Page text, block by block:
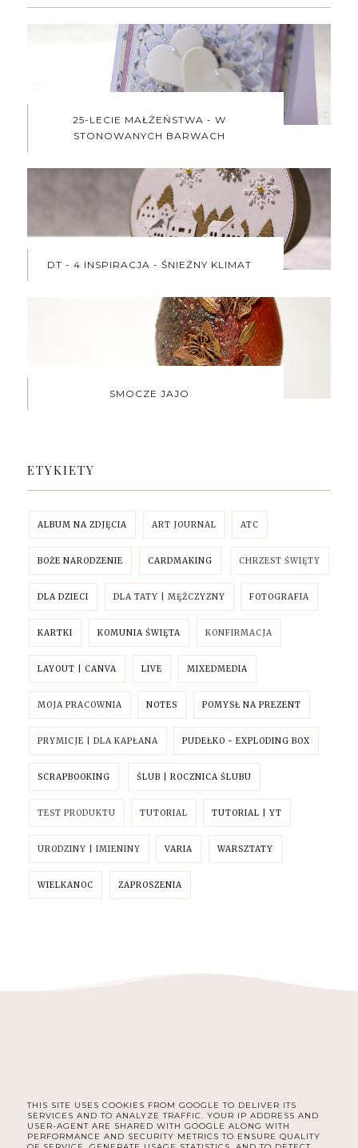
25-LECIE MAŁŻEŃSTWA - W
STONOWANYCH BARWACH
DT - 4 INSPIRACJA - ŚNIEŻNY KLIMAT
SMOCZE JAJO
ETYKIETY
ALBUM NA ZDJĘCIA ART JOURNAL ATC
BOŻE NARODZENIE CARDMAKING CHRZEST ŚWIĘTY
DLA DZIECI DLA TATY | MĘŻCZYZNY FOTOGRAFIA
KARTKI KOMUNIA ŚWIĘTA KONFIRMACJA
LAYOUT | CANVA LIVE MIXEDMEDIA
MOJA PRACOWNIA NOTES POMYSŁ NA PREZENT
PRYMICJE | DLA KAPŁANA PUDEŁKO - EXPLODING BOX
SCRAPBOOKING ŚLUB | ROCZNICA ŚLUBU
TEST PRODUKTU TUTORIAL TUTORIAL | YT
URODZINY | IMIENINY VARIA WARSZTATY
WIELKANOC ZAPROSZENIA
FACEBOOK INSTAGRAM PINTEREST
THIS SITE USES COOKIES FROM GOOGLE TO DELIVER ITS
SERVICES AND TO ANALYZE TRAFFIC. YOUR IP ADDRESS AND
USER-AGENT ARE SHARED WITH GOOGLE ALONG WITH
PERFORMANCE AND SECURITY METRICS TO ENSURE QUALITY